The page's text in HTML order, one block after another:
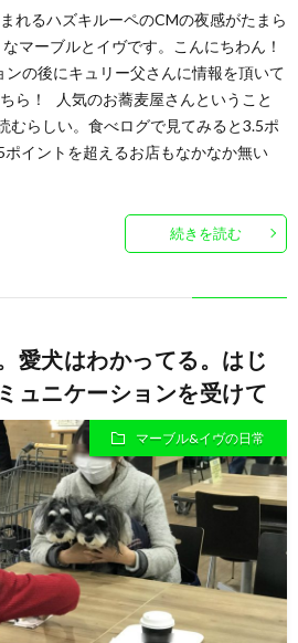
れるハズキルーペのCMの夜感がたまら
マーブルとイヴです。こんにちわん！
の後にキュリー父さんに情報を頂いて
ら！ 人気のお蕎麦屋さんということ
むらしい。食べログで見てみると3.5ポ
イントを超えるお店もなかなか無い
続きを読む
愛犬はわかってる。はじ
ュニケーションを受けて
マーブル&イヴの日常